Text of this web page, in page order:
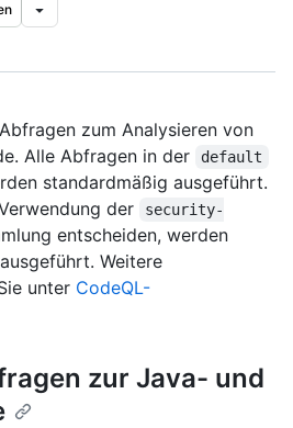
zum Analysieren von
Alle Abfragen in der
default
standardmäßig ausgeführt.
der
security-
entscheiden, werden
Weitere
unter CodeQL-
zur Java- und